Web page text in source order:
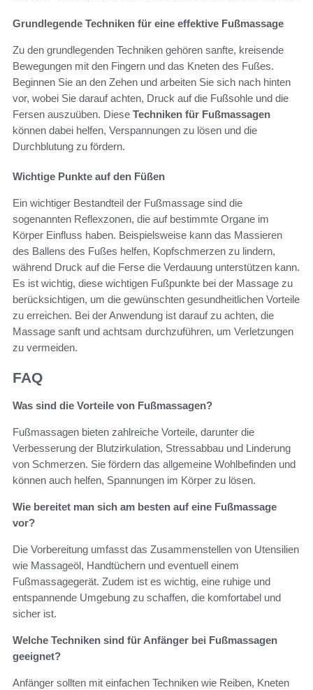
Grundlegende Techniken für eine effektive Fußmassage
Zu den grundlegenden Techniken gehören sanfte, kreisende
Bewegungen mit den Fingern und das Kneten des Fußes.
Beginnen Sie an den Zehen und arbeiten Sie sich nach hinten
vor, wobei Sie darauf achten, Druck auf die Fußsohle und die
Fersen auszuüben. Diese Techniken für Fußmassagen
können dabei helfen, Verspannungen zu lösen und die
Durchblutung zu fördern.
Wichtige Punkte auf den Füßen
Ein wichtiger Bestandteil der Fußmassage sind die
sogenannten Reflexzonen, die auf bestimmte Organe im
Körper Einfluss haben. Beispielsweise kann das Massieren
des Ballens des Fußes helfen, Kopfschmerzen zu lindern,
während Druck auf die Ferse die Verdauung unterstützen kann.
Es ist wichtig, diese wichtigen Fußpunkte bei der Massage zu
berücksichtigen, um die gewünschten gesundheitlichen Vorteile
zu erreichen. Bei der Anwendung ist darauf zu achten, die
Massage sanft und achtsam durchzuführen, um Verletzungen
zu vermeiden.
FAQ
Was sind die Vorteile von Fußmassagen?
Fußmassagen bieten zahlreiche Vorteile, darunter die
Verbesserung der Blutzirkulation, Stressabbau und Linderung
von Schmerzen. Sie fördern das allgemeine Wohlbefinden und
können auch helfen, Spannungen im Körper zu lösen.
Wie bereitet man sich am besten auf eine Fußmassage
vor?
Die Vorbereitung umfasst das Zusammenstellen von Utensilien
wie Massageöl, Handtüchern und eventuell einem
Fußmassagegerät. Zudem ist es wichtig, eine ruhige und
entspannende Umgebung zu schaffen, die komfortabel und
sicher ist.
Welche Techniken sind für Anfänger bei Fußmassagen
geeignet?
Anfänger sollten mit einfachen Techniken wie Reiben, Kneten